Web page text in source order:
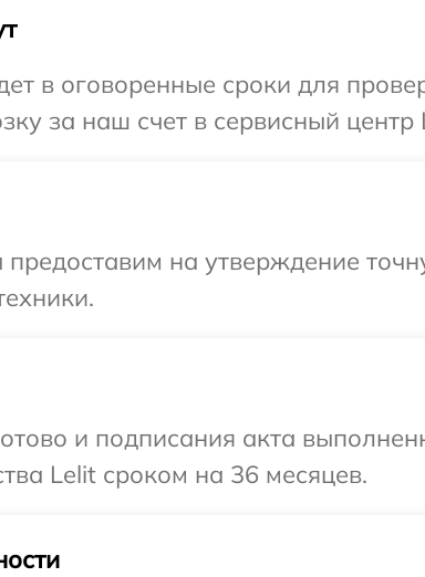
в оговоренные сроки для
за наш счет в сервисный центр
на утверждение
и подписания акта
Lelit сроком на 36 месяцев.